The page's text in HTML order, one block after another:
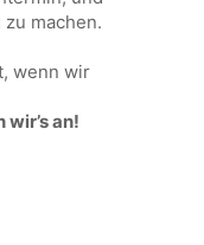
machen.
wenn wir
wir’s an!